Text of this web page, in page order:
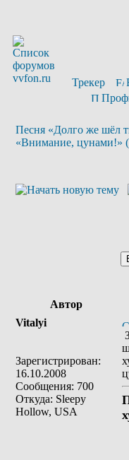
Трекер
Песня «Долго же шёл
«Внимание, цунами!»
Автор
Vitalyi
Зарегистрирован:
16.10.2008
Сообщения: 700
Откуда: Sleepy
Hollow, USA